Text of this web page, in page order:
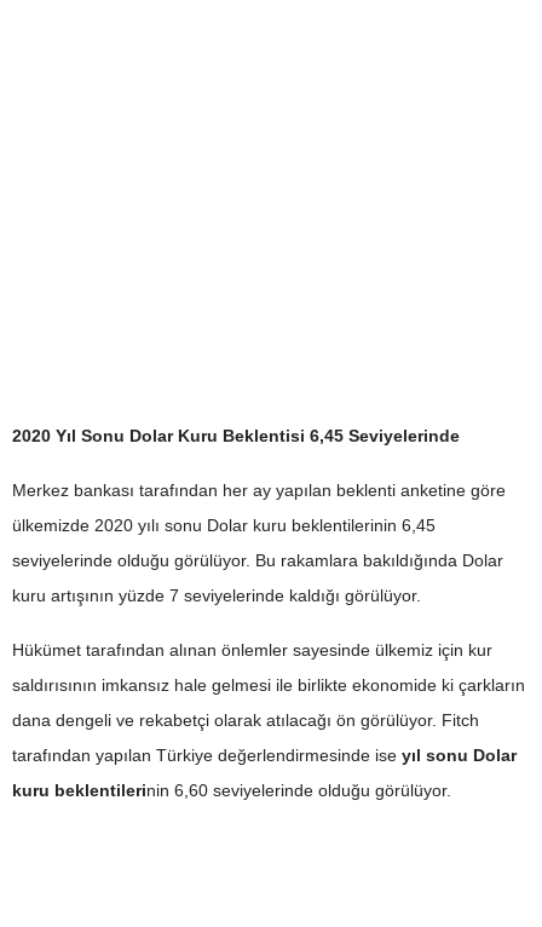
2020 Yıl Sonu Dolar Kuru Beklentisi 6,45 Seviyelerinde
Merkez bankası tarafından her ay yapılan beklenti anketine göre
ülkemizde 2020 yılı sonu Dolar kuru beklentilerinin 6,45
seviyelerinde olduğu görülüyor. Bu rakamlara bakıldığında Dolar
kuru artışının yüzde 7 seviyelerinde kaldığı görülüyor.
Hükümet tarafından alınan önlemler sayesinde ülkemiz için kur
saldırısının imkansız hale gelmesi ile birlikte ekonomide ki çarkların
dana dengeli ve rekabetçi olarak atılacağı ön görülüyor. Fitch
tarafından yapılan Türkiye değerlendirmesinde ise yıl sonu Dolar
kuru beklentilerinin 6,60 seviyelerinde olduğu görülüyor.